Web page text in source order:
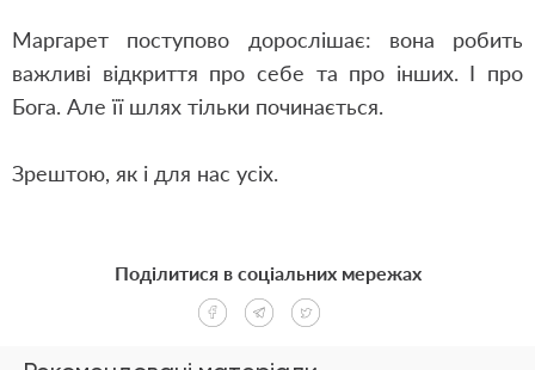
Маргарет поступово дорослішає: вона робить
важливі відкриття про себе та про інших. І про
Бога. Але її шлях тільки починається.
Зрештою, як і для нас усіх.
Поділитися в соціальних мережах